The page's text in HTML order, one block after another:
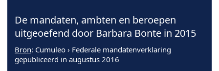
De mandaten, ambten en beroepen
uitgeoefend door Barbara Bonte in 2015
Bron: Cumuleo › Federale mandatenverklaring
gepubliceerd in augustus 2016